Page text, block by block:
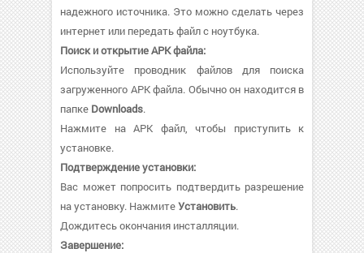
надежного источника. Это можно сделать через
интернет или передать файл с ноутбука.
Поиск и открытие APK файла:
Используйте проводник файлов для поиска
загруженного APK файла. Обычно он находится в
папке Downloads.
Нажмите на APK файл, чтобы приступить к
установке.
Подтверждение установки:
Вас может попросить подтвердить разрешение
на установку. НажмитеУстановить.
Дождитесь окончания инсталляции.
Завершение: